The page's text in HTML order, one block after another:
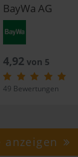
BayWa AG
4,92von 5
49 Bewertungen
anzeigen